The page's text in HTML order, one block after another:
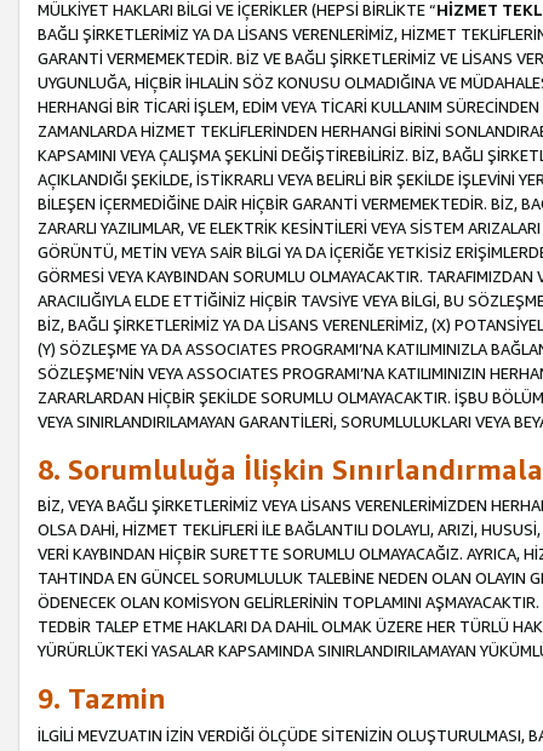
MÜLKİYET HAKLARI BİLGİ VE İÇERİKLER (HEPSİ BİRLİKTE “HİZMET
BAĞLI ŞİRKETLERİMİZ YA DA LİSANS VERENLERİMİZ, HİZMET
GARANTİ VERMEMEKTEDİR. BİZ VE BAĞLI ŞİRKETLERİMİZ VE LİSANS
UYGUNLUĞA, HİÇBİR İHLALİN SÖZ KONUSU OLMADIĞINA VE
HERHANGİ BİR TİCARİ İŞLEM, EDİM VEYA TİCARİ KULLANIM
ZAMANLARDA HİZMET TEKLİFLERİNDEN HERHANGİ BİRİNİ
KAPSAMINI VEYA ÇALIŞMA ŞEKLİNİ DEĞİŞTİREBİLİRİZ. BİZ, BAĞLI
AÇIKLANDIĞI ŞEKİLDE, İSTİKRARLI VEYA BELİRLİ BİR ŞEKİLDE İŞLEVİNİ
BİLEŞEN İÇERMEDİĞİNE DAİR HİÇBİR GARANTİ VERMEMEKTEDİR. BİZ,
ZARARLI YAZILIMLAR, VE ELEKTRİK KESİNTİLERİ VEYA SİSTEM
GÖRÜNTÜ, METİN VEYA SAİR BİLGİ YA DA İÇERİĞE YETKİSİZ
GÖRMESİ VEYA KAYBINDAN SORUMLU OLMAYACAKTIR.
ARACILIĞIYLA ELDE ETTİĞİNİZ HİÇBİR TAVSİYE VEYA BİLGİ, BU
BİZ, BAĞLI ŞİRKETLERİMİZ YA DA LİSANS VERENLERİMİZ, (X)
(Y) SÖZLEŞME YA DA ASSOCIATES PROGRAMI’NA KATILIMINIZLA
SÖZLEŞME’NİN VEYA ASSOCIATES PROGRAMI’NA KATILIMINIZIN
ZARARLARDAN HİÇBİR ŞEKİLDE SORUMLU OLMAYACAKTIR. İŞBU
VEYA SINIRLANDIRILAMAYAN GARANTİLERİ, SORUMLULUKLARI VEYA
8. Sorumluluğa İlişkin
BİZ, VEYA BAĞLI ŞİRKETLERİMİZ VEYA LİSANS VERENLERİMİZDEN
OLSA DAHİ, HİZMET TEKLİFLERİ İLE BAĞLANTILI DOLAYLI, ARIZİ,
VERİ KAYBINDAN HİÇBİR SURETTE SORUMLU OLMAYACAĞIZ. AYRICA,
TAHTINDA EN GÜNCEL SORUMLULUK TALEBİNE NEDEN OLAN OLAYIN
ÖDENECEK OLAN KOMİSYON GELİRLERİNİN TOPLAMINI
TEDBİR TALEP ETME HAKLARI DA DAHİL OLMAK ÜZERE HER TÜRLÜ
YÜRÜRLÜKTEKİ YASALAR KAPSAMINDA SINIRLANDIRILAMAYAN
9. Tazmin
İLGİLİ MEVZUATIN İZİN VERDİĞİ ÖLÇÜDE SİTENİZİN OLUŞTURULMASI,